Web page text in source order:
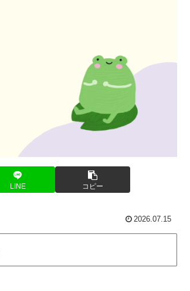
LINE コピー
2026.07.15